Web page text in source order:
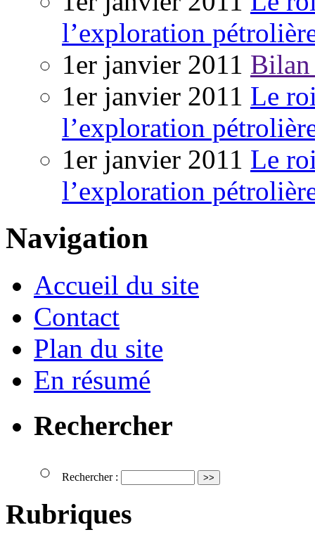
l’exploration
1er janvier 2011 Bilan
1er janvier 2011 Le
l’exploration
1er janvier 2011 Le
l’exploration
Navigation
Accueil du site
Contact
Plan du site
En résumé
Rechercher
Rechercher :
Rubriques